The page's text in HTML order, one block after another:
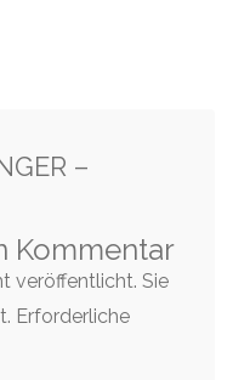
–
Kommentar
veröffentlicht. Sie
Erforderliche